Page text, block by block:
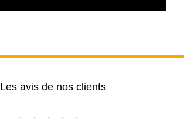
Les avis de nos clients